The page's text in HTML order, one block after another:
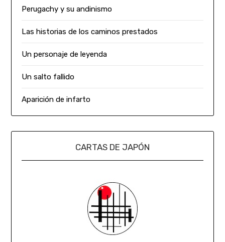
Perugachy y su andinismo
Las historias de los caminos prestados
Un personaje de leyenda
Un salto fallido
Aparición de infarto
CARTAS DE JAPÓN